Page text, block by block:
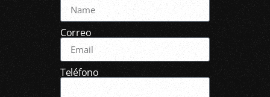
Correo
Teléfono